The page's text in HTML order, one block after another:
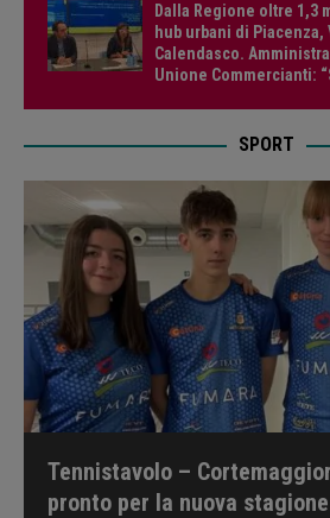
Dalla Regione oltre 1,3
hub urbani di Piacenza,
Calendasco.
Unione Commercianti:
SPORT
Tennistavolo –
pronto per la nuova